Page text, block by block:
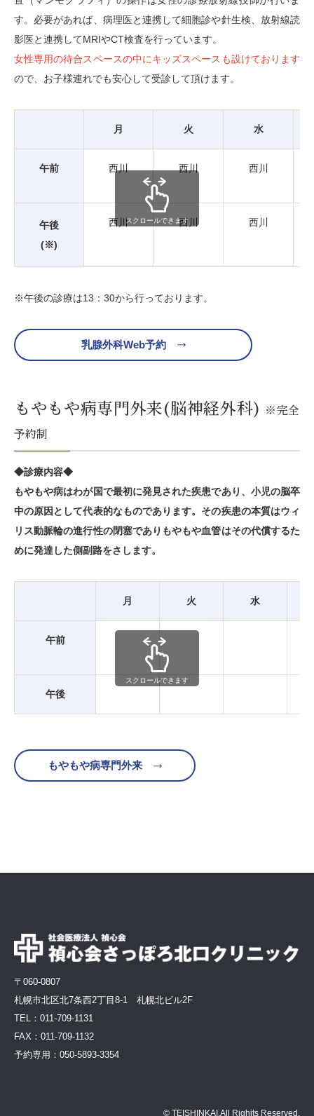
す。必要があれば、病理医と連携して細胞診や針生検、放射線読
影医と連携してMRIやCT検査を行っています。
女性専用の待合スペースの中にキッズスペースも設けております
ので、お子様連れでも安心して受診して頂けます。
月 火 水
午前 西川 西川 西川
午後
(※)
西川 西川 西川
スクロールできます
※午後の診療は13：30から行っております。
乳腺外科Web予約
もやもや病専門外来(脳神経外科) ※完全
予約制
◆診療内容◆
もやもや病はわが国で最初に発見された疾患であり、小児の脳卒
中の原因として代表的なものであります。その疾患の本質はウィ
リス動脈輪の進行性の閉塞でありもやもや血管はその代償するた
めに発達した側副路をさします。
月 火 水
午前
午後
スクロールできます
もやもや病専門外来
〒060-0807
札幌市北区北7条西2丁目8-1 札幌北ビル2F
TEL： 011-709-1131
FAX：011-709-1132
予約専用： 050-5893-3354
© TEISHINKAI.All Righits Reserved.